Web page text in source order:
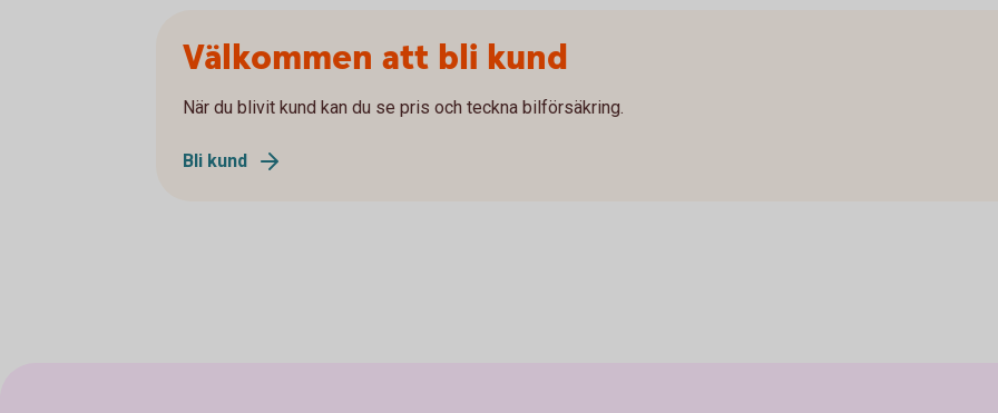
Välkommen att bli kund
När du blivit kund kan du se pris och teckna bilförsäkring.
Bli kund